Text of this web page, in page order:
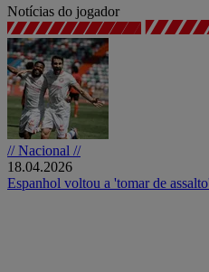
Notícias do jogador
// Nacional //
18.04.2026
Espanhol voltou a 'tomar de